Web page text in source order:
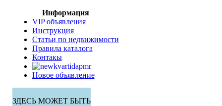
Информация
VIP объявления
Инструкция
Статьи по недвижимости
Правила каталога
Контакы
Новое объявление
ЗДЕСЬ МОЖЕТ БЫТЬ